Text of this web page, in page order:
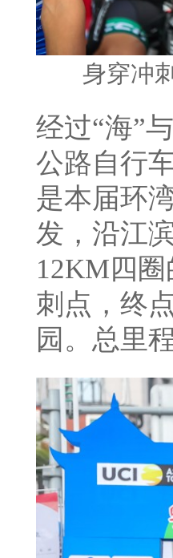
身穿冲
经过“海”
公路自行
是本届环
发，沿江
12KM四
刺点，终
园。总里